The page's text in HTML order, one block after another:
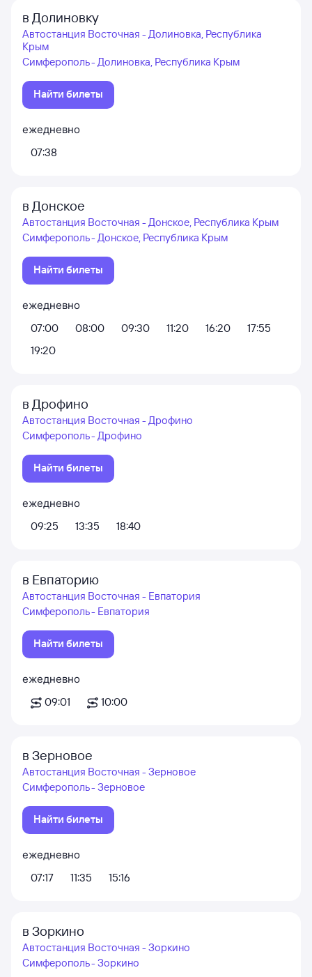
в Долиновку
Автостанция Восточная - Долиновка, Республика
Крым
Симферополь - Долиновка, Республика Крым
Найти билеты
ежедневно
07:38
в Донское
Автостанция Восточная - Донское, Республика Крым
Симферополь - Донское, Республика Крым
Найти билеты
ежедневно
07:00
08:00 09:30 11:20 16:20
17:55
19:20
в Дрофино
Автостанция Восточная - Дрофино
Симферополь - Дрофино
Найти билеты
ежедневно
09:25
13:35 18:40
в Евпаторию
Автостанция Восточная - Евпатория
Симферополь - Евпатория
Найти билеты
ежедневно
09:01
10:00
в Зерновое
Автостанция Восточная - Зерновое
Симферополь - Зерновое
Найти билеты
ежедневно
07:17
11:35 15:16
в Зоркино
Автостанция Восточная - Зоркино
Симферополь - Зоркино